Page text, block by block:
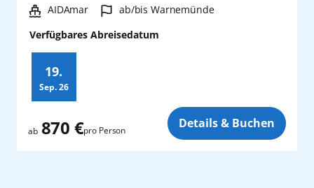
Schiff:
AIDAmar Hafen:
ab/bis Warnemünde
Verfügbares Abreisedatum
19.
Sep.26
ab 870 €pro Person Details & Buchen